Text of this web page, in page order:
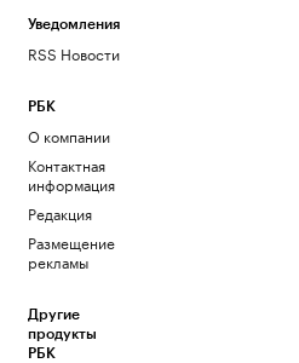
Уведомления
RSS Новости
РБК
О компании
Контактная
информация
Редакция
Размещение
рекламы
Другие
продукты
РБК